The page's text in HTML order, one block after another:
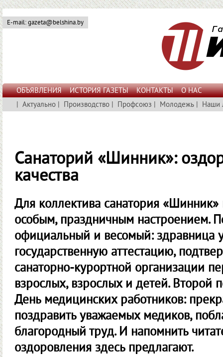
E-mail: gazeta@belshina.by
ОБЪЯВЛЕНИЯ ИСТОРИЯ ГАЗЕТЫ КОНТАКТЫ
О НАС
| Актуально | Производство | Профсоюз | Молодежь | Наши
Санаторий «Шинник»:
качества
Для коллектива санатория
особым, праздничным настроением.
официальный и весомый: здравница
государственную аттестацию,
санаторно-курортной организации
взрослых, взрослых и детей.
День медицинских работников:
поздравить уважаемых медиков,
благородный труд. И напомнить
оздоровления здесь предлагают.